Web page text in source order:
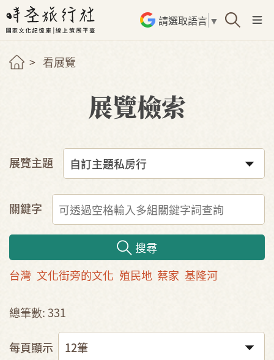
請選取語言 ▼
看展覽
展覽檢索
展覽主題
關鍵字
搜尋
台灣 文化街旁的文化 殖民地 蔡家 基隆河
總筆數: 331
每頁顯示